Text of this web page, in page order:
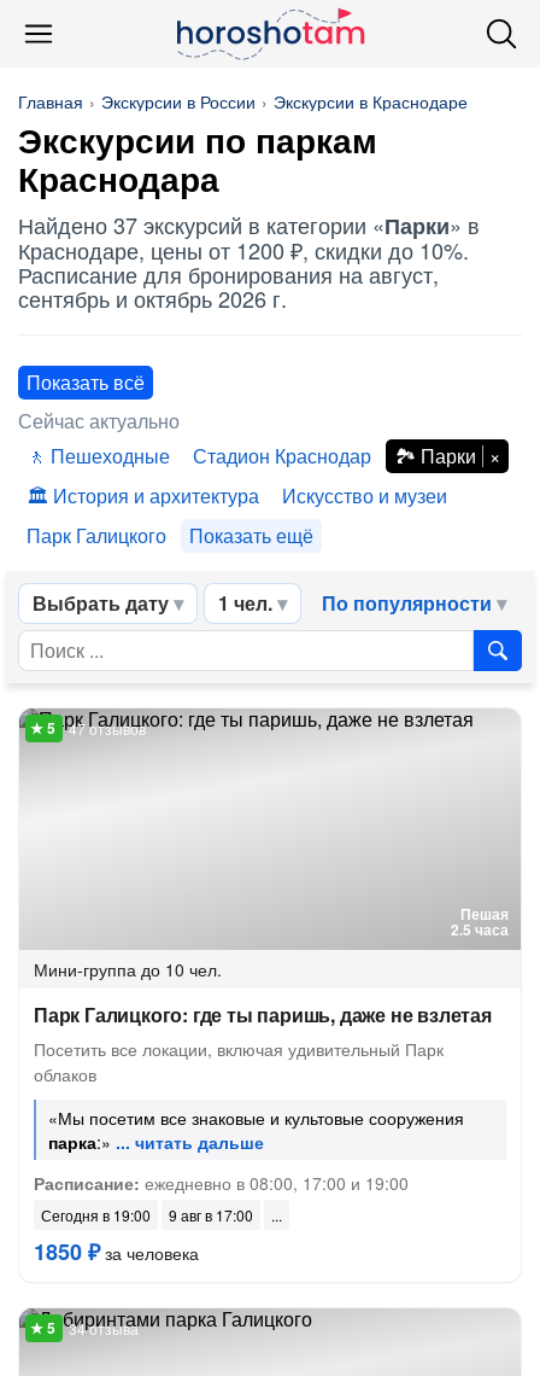
Главная Экскурсии в России Экскурсии в Краснодаре
Экскурсии по паркам
Краснодара
Найдено 37 экскурсий в категории «Парки» в
Краснодаре, цены от 1200 ₽, скидки до 10%.
Расписание для бронирования на август,
сентябрь и октябрь 2026 г.
Показать всё
Сейчас актуально
Пешеходные
Стадион Краснодар
Парки
История и архитектура
Искусство и музеи
Парк Галицкого
Показать ещё
Выбрать дату 1 чел. По популярности
Пешая
2.5 часа
47 отзывов
Мини-группа до 10 чел.
Парк Галицкого: где ты паришь, даже не взлетая
Посетить все локации, включая удивительный Парк
облаков
«Мы посетим все знаковые и культовые сооружения
парка:»
Расписание: ежедневно в 08:00, 17:00 и 19:00
Сегодня в 19:00 9 авг в 17:00
1850 ₽за человека
34 отзыва